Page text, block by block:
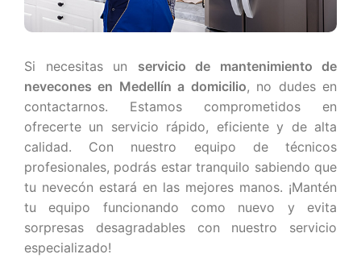
Si necesitas un servicio de mantenimiento de
nevecones en Medellín a domicilio, no dudes en
contactarnos. Estamos comprometidos en
ofrecerte un servicio rápido, eficiente y de alta
calidad. Con nuestro equipo de técnicos
profesionales, podrás estar tranquilo sabiendo que
tu nevecón estará en las mejores manos. ¡Mantén
tu equipo funcionando como nuevo y evita
sorpresas desagradables con nuestro servicio
especializado!